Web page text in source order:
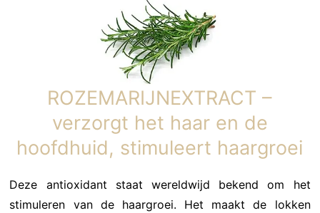
ROZEMARIJNEXTRACT –
verzorgt het haar en de
hoofdhuid, stimuleert haargroei
Deze antioxidant staat wereldwijd bekend om het
stimuleren van de haargroei. Het maakt de lokken